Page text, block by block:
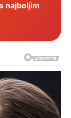
najboljim